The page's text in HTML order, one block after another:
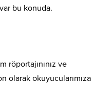
bu konuda.
röportajınınız ve
olarak okuyucularımıza